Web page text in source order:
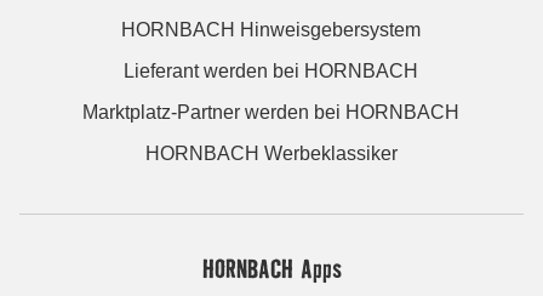
HORNBACH Hinweisgebersystem
Lieferant werden bei HORNBACH
Marktplatz-Partner werden bei HORNBACH
HORNBACH Werbeklassiker
HORNBACH Apps